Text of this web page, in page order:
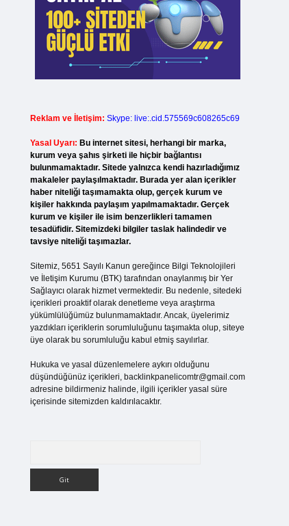
Reklam ve İletişim: Skype: live:.cid.575569c608265c69
Yasal Uyarı: Bu internet sitesi, herhangi bir marka,
kurum veya şahıs şirketi ile hiçbir bağlantısı
bulunmamaktadır. Sitede yalnızca kendi hazırladığımız
makaleler paylaşılmaktadır. Burada yer alan içerikler
haber niteliği taşımamakta olup, gerçek kurum ve
kişiler hakkında paylaşım yapılmamaktadır. Gerçek
kurum ve kişiler ile isim benzerlikleri tamamen
tesadüfidir. Sitemizdeki bilgiler taslak halindedir ve
tavsiye niteliği taşımazlar.
Sitemiz, 5651 Sayılı Kanun gereğince Bilgi Teknolojileri
ve İletişim Kurumu (BTK) tarafından onaylanmış bir Yer
Sağlayıcı olarak hizmet vermektedir. Bu nedenle, sitedeki
içerikleri proaktif olarak denetleme veya araştırma
yükümlülüğümüz bulunmamaktadır. Ancak, üyelerimiz
yazdıkları içeriklerin sorumluluğunu taşımakta olup, siteye
üye olarak bu sorumluluğu kabul etmiş sayılırlar.
Hukuka ve yasal düzenlemelere aykırı olduğunu
düşündüğünüz içerikleri, backlinkpanelicomtr@gmail.com
adresine bildirmeniz halinde, ilgili içerikler yasal süre
içerisinde sitemizden kaldırılacaktır.